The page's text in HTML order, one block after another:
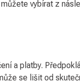
vybírat z
a platby.
se lišit od